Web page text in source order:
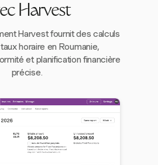
Harvest
Harvest fournit des calculs
horaire en Roumanie,
et planification financière
précise.